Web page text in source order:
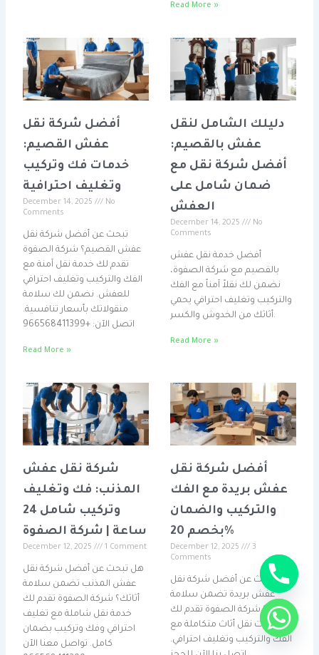
Read More »
أفضل شركة نقل
عفش القصيم:
خدمات فك وتركيب
وتغليف احترافية
December 14, 2025
No
Comments
تبحث عن أفضل شركة نقل
عفش القصيم؟ شركة الصفوة
تقدم لك خدمة نقل آمنة مع
الفك والتركيب وتغليف احترافي
للعفش. نضمن لك سلامة
منقولاتك بأسعار تنافسية.
اتصل الآن: +966568411399
Read More »
دليلك الشامل لنقل
عفش بالقصيم:
أفضل شركة نقل مع
ضمان شامل على
العفش
December 14, 2025
No
Comments
أفضل خدمة نقل عفش
بالقصيم مع شركة الصفوة،
نضمن لك نقلاً آمناً مع الفك
والتركيب وتغليف احترافي يحمي
أثاثك من الخدوش والكسر.
Read More »
شركة نقل عفش
المذنب: فك وتغليف
وتركيب شامل 24
ساعة | شركة الصفوة
December 12, 2025 1 Comment
هل تبحث عن أفضل شركة نقل
عفش المذنب تضمن سلامة
أثاثك؟ شركة الصفوة تقدم لك
خدمة نقل شاملة مع تغليف
احترافي وفك وتركيب بضمان
كامل. تواصل معنا الآن
أفضل شركة نقل
عفش بريدة مع الفك
والتركيب والضمان
بخصم 20%
December 12, 2025
3
Comments
هل تبحث عن أفضل شركة نقل
عفش بريدة تضمن سلامة
أثاثك؟ شركة الصفوة تقدم لك
خدمات نقل أثاث متكاملة مع
الفك والتركيب وتغليف احترافي.